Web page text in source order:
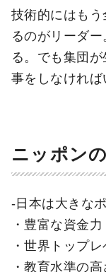
技術的にはも
るのがリーダ
る。でも集団
事をしなければ
ニッポン
-日本は大きな
・豊富な資金
・世界トップ
・教育水準の